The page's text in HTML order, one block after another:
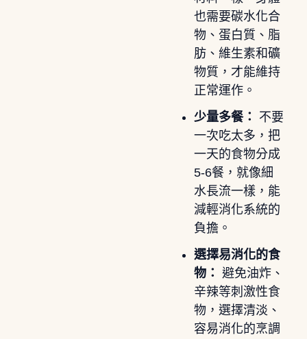
也需要碳水化合
物、蛋白質、脂
肪、維生素和礦
物質，才能維持
正常運作。
少量多餐：
不要
一次吃太多，把
一天的食物分成
5-6餐，就像細
水長流一樣，能
減輕消化系統的
負擔。
選擇易消化的食
物： 避免油炸、
辛辣等刺激性食
物，選擇清淡、
容易消化的烹調